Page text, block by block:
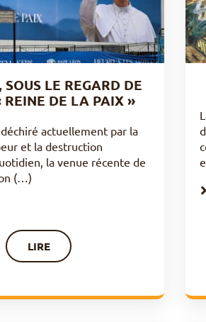
LE REGARD DE
REINE DE LA PAIX »
actuellement par la
et la destruction
la venue récente de
(…)
LIRE